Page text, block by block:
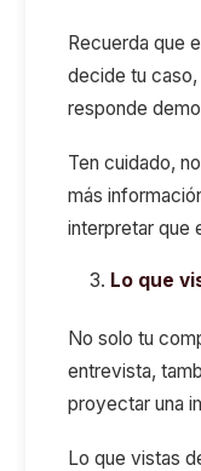
Recuerda que
decide tu
responde
Ten cuidado,
más
interpretar que
Lo que
No solo tu
entrevista,
proyectar una
Lo que vistas